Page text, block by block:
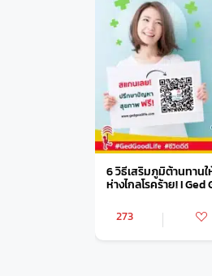
6 วิธีเสริมภูมิต้านทาน
ห่างไกลโรคร้าย! I Ged
273